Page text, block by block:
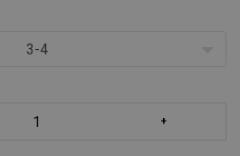
3-4